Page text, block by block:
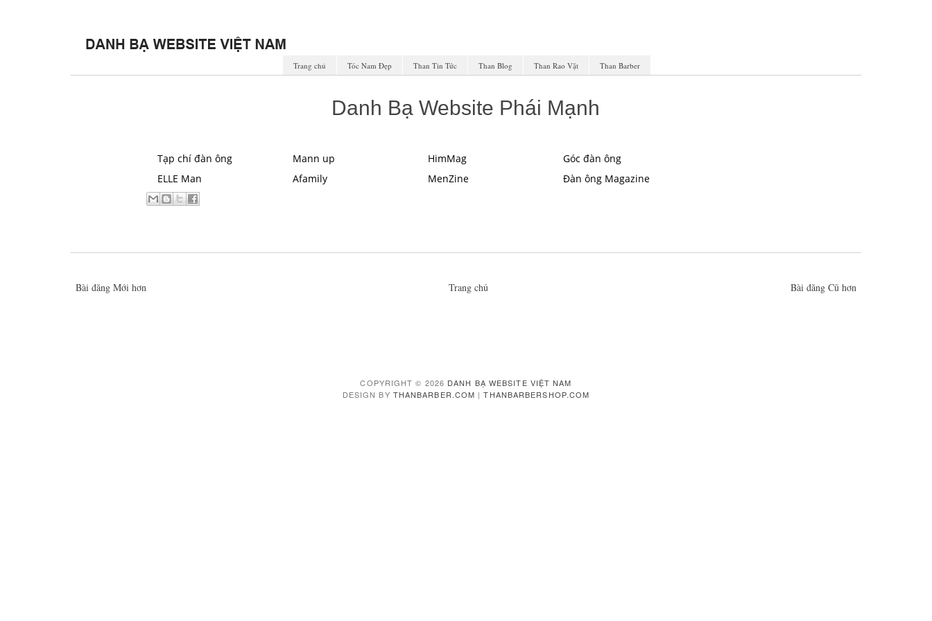
Trang chủ Tóc Nam Đẹp Than Tin Tức Than Blog Than Rao Vặt Than Barber
Danh Bạ Website Phái Mạnh
Tạp chí đàn ông Mann up HimMag
Góc đàn ông
ELLE Man
Afamily MenZine Đàn ông Magazine
Bài đăng Mới hơn Bài đăng Cũ hơn
Trang chủ
COPYRIGHT © 2026 DANH BẠ WEBSITE VIỆT NAM
DESIGN BY THANBARBER.COM |THANBARBERSHOP.COM